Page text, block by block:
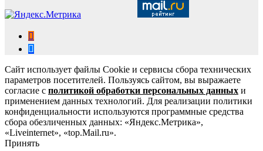
Сайт использует файлы Cookie и сервисы сбора технических
параметров посетителей. Пользуясь сайтом, вы выражаете
согласие с политикой обработки персональных данных и
применением данных технологий. Для реализации политики
конфиденциальности используются программные средства
сбора обезличенных данных: «Яндекс.Метрика»,
«Liveinternet», «top.Mail.ru».
Принять